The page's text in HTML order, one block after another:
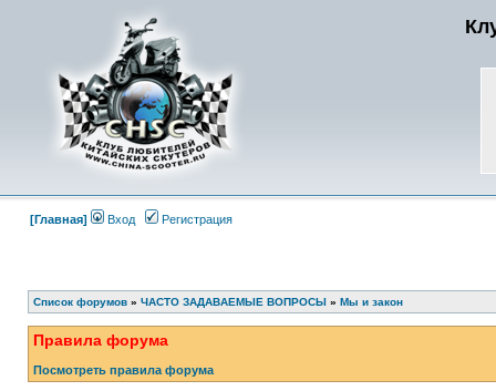
[Главная] Вход Регистрация
Список форумов » ЧАСТО ЗАДАВАЕМЫЕ ВОПРОСЫ » Мы и закон
Правила форума
Посмотреть правила форума